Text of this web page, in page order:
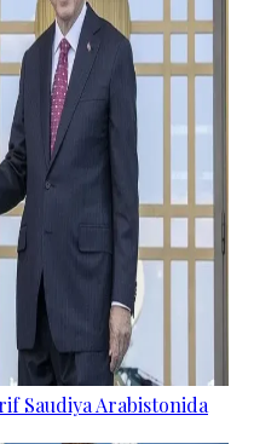
Saudiya Arabistonida